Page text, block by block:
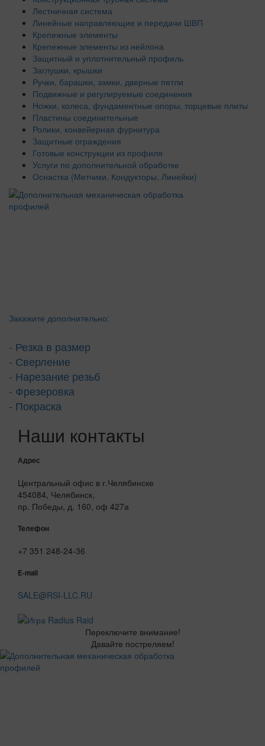
Лестничная система
Линейные направляющие и передачи ШВП
Крепежные элементы
Крепежные элементы из нейлона
Защитный и уплотнительный профиль
Заглушки, крышки
Ручки, барашки, замки, дверные петли
Подвижные и регулируемые соединения
Ножки, колеса, фундаментные опоры, торцевые плиты
Пластины соединительные
Ролики, конвейерная фурнитура
Защитные ограждения
Готовые конструкции из профиля
Услуги по дополнительной обработке
Оснастка (Метчики, Кондукторы, Линейки)
Закажите дополнительно:
- Резка в размер
- Сверление
- Нарезание резьб
- Фрезеровка
- Покраска
Наши контакты
Адрес
Центральный офис в г.Челябинске
454084, Челябинск,
пр. Победы, д. 160, оф 427а
Телефон
+7 351 248-24-36
E-mail
SALE@RSI-LLC.RU
Переключите внимание!
Давайте постреляем!